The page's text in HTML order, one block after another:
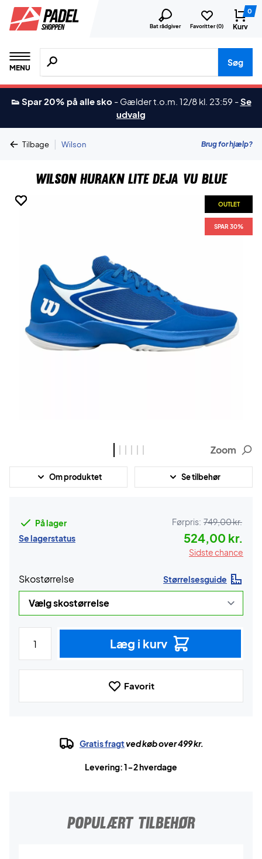
Bat rådgiver Favoritter (0)
0
Kurv
MENU
Søg efter produkter, mærker etc.
Søg
👟 Spar 20% på alle sko - Gælder t.o.m. 12/8 kl. 23:59 -Se
udvalg
Tilbage | Wilson Brug for hjælp?
Wilson Hurakn Lite Deja Vu Blue
OUTLET
SPAR 30%
OUTLET
SPAR 30%
OUTLET
SPAR 30%
OUTLET
SPAR 30%
OUTLET
SPAR 30%
OUTLET
SPAR 30%
Zoom
Om produktet Se tilbehør
På lager
Se lagerstatus
Førpris: 749,00 kr.
524,00 kr.
Sidste chance
Skostørrelse Størrelsesguide
Læg i kurv
Favorit
Gratis fragtved køb over 499 kr.
Levering: 1-2 hverdage
POPULÆRT TILBEHØR